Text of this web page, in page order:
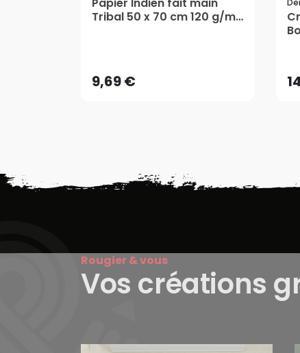
Tribal 50 x 70 cm 120 g/m²
9,69 €
Rougier & vous
Vos créations